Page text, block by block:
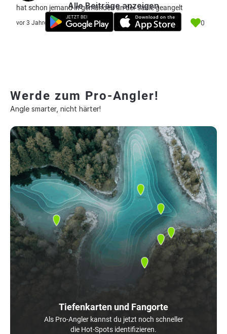
hat schon jemand in gemünden an der saale geangelt
vor 3 Jahre 0
Alle Beiträge anzeigen
Werde zum Pro-Angler!
Angle smarter, nicht härter!
Tiefenkarten und Fangorte
Als Pro-Angler kannst du jetzt noch schneller
die Hot-Spots identifizieren.